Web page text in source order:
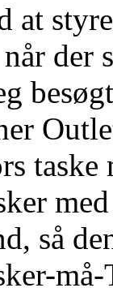
at
der
taske
så